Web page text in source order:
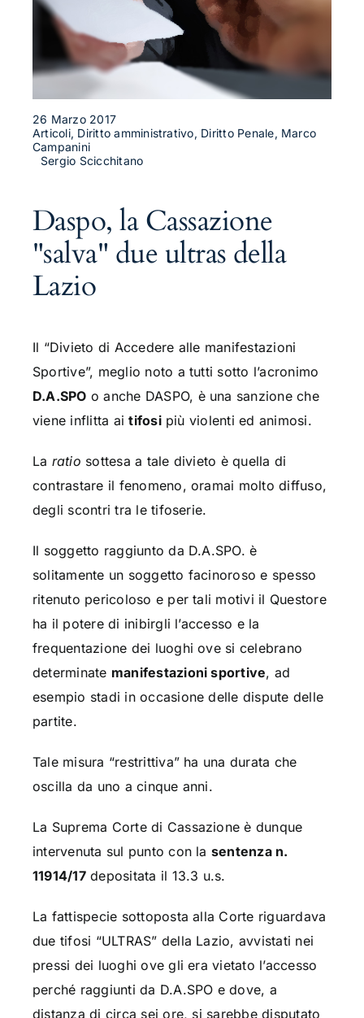
26 Marzo 2017
Articoli, Diritto amministrativo, Diritto Penale, Marco
Campanini
Sergio Scicchitano
Daspo, la Cassazione
"salva" due ultras della
Lazio
Il “Divieto di Accedere alle manifestazioni
Sportive”, meglio noto a tutti sotto l’acronimo
D.A.SPO o anche DASPO, è una sanzione che
viene inflitta aitifosipiù violenti ed animosi.
La ratio sottesa a tale divieto è quella di
contrastare il fenomeno, oramai molto diffuso,
degli scontri tra le tifoserie.
Il soggetto raggiunto da D.A.SPO. è
solitamente un soggetto facinoroso e spesso
ritenuto pericoloso e per tali motivi il Questore
ha il potere di inibirgli l’accesso e la
frequentazione dei luoghi ove si celebrano
determinate manifestazioni sportive, ad
esempio stadi in occasione delle dispute delle
partite.
Tale misura “restrittiva” ha una durata che
oscilla da uno a cinque anni.
La Suprema Corte di Cassazione è dunque
intervenuta sul punto con la sentenza n.
11914/17depositata il 13.3 u.s.
La fattispecie sottoposta alla Corte riguardava
due tifosi “ULTRAS” della Lazio, avvistati nei
pressi dei luoghi ove gli era vietato l’accesso
perché raggiunti da D.A.SPO e dove, a
distanza di circa sei ore, si sarebbe disputato